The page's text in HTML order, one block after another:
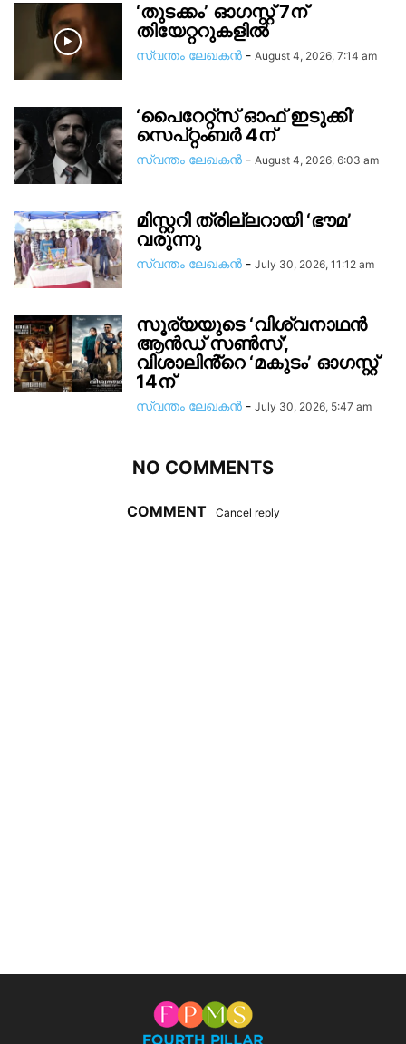
‘തുടക്കം’ ഓഗസ്റ്റ് 7ന്
തിയേറ്ററുകളിൽ
സ്വന്തം ലേഖകന്‍ - August 4, 2026, 7:14 am
‘പൈറേറ്റ്സ് ഓഫ് ഇടുക്കി’
സെപ്റ്റംബർ 4ന്
സ്വന്തം ലേഖകന്‍ - August 4, 2026, 6:03 am
മിസ്റ്ററി ത്രില്ലറായി ‘ഭൗമ’
വരുന്നു
സ്വന്തം ലേഖകന്‍ - July 30, 2026, 11:12 am
സൂര്യയുടെ ‘വിശ്വനാഥൻ
ആൻഡ് സൺസ്’,
വിശാലിൻ്റെ ‘മകുടം’ ഓഗസ്റ്റ്
14ന്
സ്വന്തം ലേഖകന്‍ - July 30, 2026, 5:47 am
NO COMMENTS
COMMENT Cancel reply